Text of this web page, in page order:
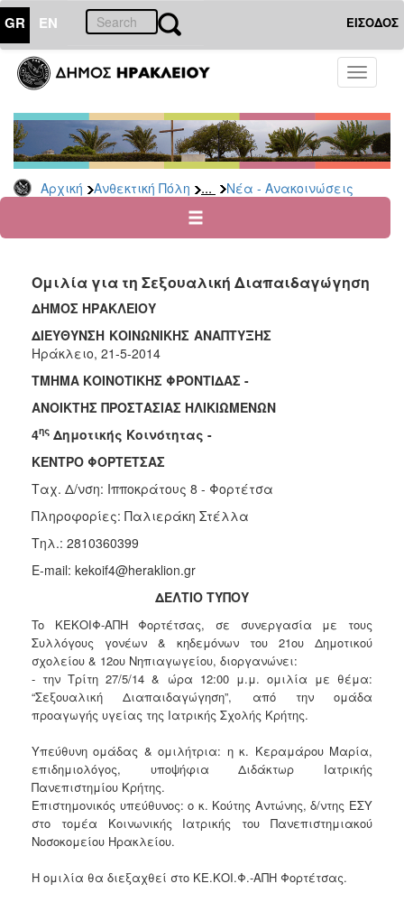
GR EN ΕΙΣΟΔΟΣ
Toggle
Αρχική Ανθεκτική Πόλη ... Νέα - Ανακοινώσεις
ΑΝΘΕΚΤΙΚΗ
ΠΟΛΗ
Κοινωνική
Πολιτική
Νέα
Ανακοινώσεις
για
Οικονομική
Αδυναμία
&
Φυσικές
Καταστροφές
Κέντρα
Κοινοτικής
Φροντίδας
(Κ.Α.Π.Η.)
Κέντρα
Δημιουργικής
Απασχόλησης
Παιδιών
(Κ.Δ.Α.Π.)
Κέντρα
Φροντίδας
Ηλικιωμένων
(Κ.Η.Φ.Η.)
Κ.Δ.Α.Π.Α.μεΑ.
Αδειοδότηση
&
Έλεγχος
Βρεφονηπιακών
Σταθμών
Δημοτικό
Ιατρείο
Ξενώνας
Φιλοξενίας
Γυναικών
Ομιλία για τη Σεξουαλική Διαπαιδαγώγηση
ΔΗΜΟΣ ΗΡΑΚΛΕΙΟΥ
ΔΙΕΥΘΥΝΣΗ ΚΟΙΝΩΝΙΚΗΣ ΑΝΑΠΤΥΞΗΣ
Ηράκλειο, 21-5-2014
ΤΜΗΜΑ ΚΟΙΝΟΤΙΚΗΣ ΦΡΟΝΤΙΔΑΣ -
ΑΝΟΙΚΤΗΣ ΠΡΟΣΤΑΣΙΑΣ ΗΛΙΚΙΩΜΕΝΩΝ
4ης Δημοτικής Κοινότητας -
ΚΕΝΤΡΟ ΦΟΡΤΕΤΣΑΣ
Ταχ. Δ/νση: Ιπποκράτους 8 - Φορτέτσα
Πληροφορίες: Παλιεράκη Στέλλα
Τηλ.: 2810360399
E-mail: kekoif4@heraklion.gr
ΔΕΛΤΙΟ ΤΥΠΟΥ
To ΚΕΚΟΙΦ-ΑΠΗ Φορτέτσας, σε συνεργασία με τους
Συλλόγους γονέων & κηδεμόνων του 21ου Δημοτικού
σχολείου & 12ου Νηπιαγωγείου, διοργανώνει:
- την Τρίτη 27/5/14 & ώρα 12:00 μ.μ. ομιλία με θέμα:
“Σεξουαλική Διαπαιδαγώγηση”, από την ομάδα
προαγωγής υγείας της Ιατρικής Σχολής Κρήτης.
Υπεύθυνη ομάδας & ομιλήτρια: η κ. Κεραμάρου Μαρία,
επιδημιολόγος, υποψήφια Διδάκτωρ Ιατρικής
Πανεπιστημίου Κρήτης.
Επιστημονικός υπεύθυνος: ο κ. Κούτης Αντώνης, δ/ντης ΕΣΥ
στο τομέα Κοινωνικής Ιατρικής του Πανεπιστημιακού
Νοσοκομείου Ηρακλείου.
Η ομιλία θα διεξαχθεί στο ΚΕ.ΚΟΙ.Φ.-ΑΠΗ Φορτέτσας.